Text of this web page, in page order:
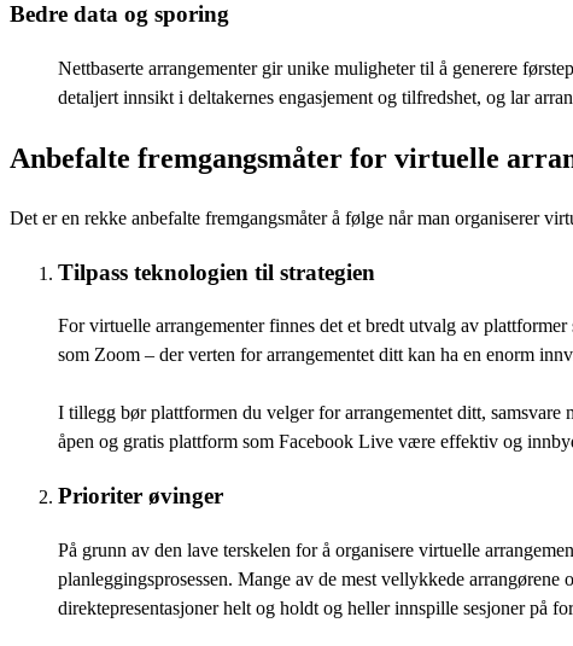
Bedre data og sporing
Nettbaserte arrangementer gir unike muligheter til å generere
detaljert innsikt i deltakernes engasjement og tilfredshet, og lar
Anbefalte fremgangsmåter for virtuelle
Det er en rekke anbefalte fremgangsmåter å følge når man organiserer
Tilpass teknologien til strategien
For virtuelle arrangementer finnes det et bredt utvalg av
som Zoom – der verten for arrangementet ditt kan ha en enorm
I tillegg bør plattformen du velger for arrangementet ditt,
åpen og gratis plattform som Facebook Live være effektiv og
Prioriter øvinger
På grunn av den lave terskelen for å organisere virtuelle
planleggingsprosessen. Mange av de mest vellykkede
direktepresentasjoner helt og holdt og heller innspille sesjoner på